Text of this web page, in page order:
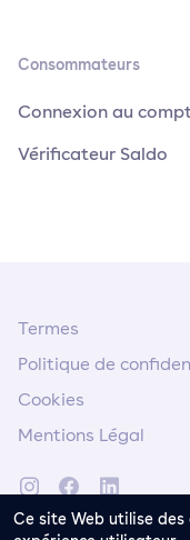
Ce site Web utilise
Consommateurs
Connexion au
Vérificateur Saldo
Termes
Politique de
Cookies
Mentions Légal